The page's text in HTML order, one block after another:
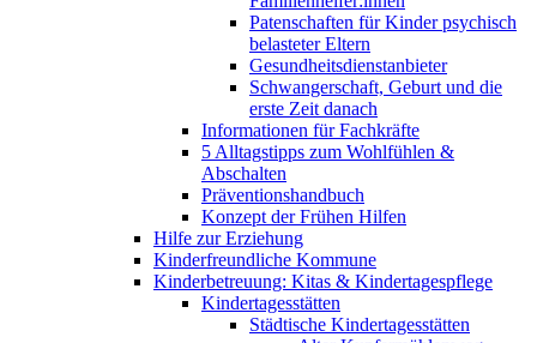
Patenschaften für Kinder psychisch
belasteter Eltern
Gesundheitsdienstanbieter
Schwangerschaft, Geburt und die
erste Zeit danach
Informationen für Fachkräfte
5 Alltagstipps zum Wohlfühlen &
Abschalten
Präventionshandbuch
Konzept der Frühen Hilfen
Hilfe zur Erziehung
Kinderfreundliche Kommune
Kinderbetreuung: Kitas & Kindertagespflege
Kindertagesstätten
Städtische Kindertagesstätten